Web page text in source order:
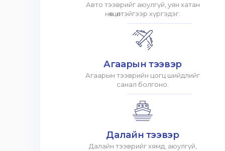
Авто тээврийг аюулгүй, уян хатан
нөхцөлтэйгээр хүргэдэг.
Агаарын тээвэр
Агаарын тээврийн цогц шийдлийг
санал болгоно.
Далайн тээвэр
Далайн тээврийг хямд, аюулгүй,